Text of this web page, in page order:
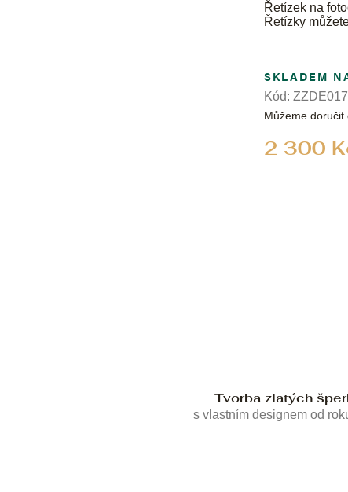
Řetízek na
Řetízky
2 300
SKLADEM
Můžeme doručit
Kód:
Tvorba zlatých
s vlastním designem od